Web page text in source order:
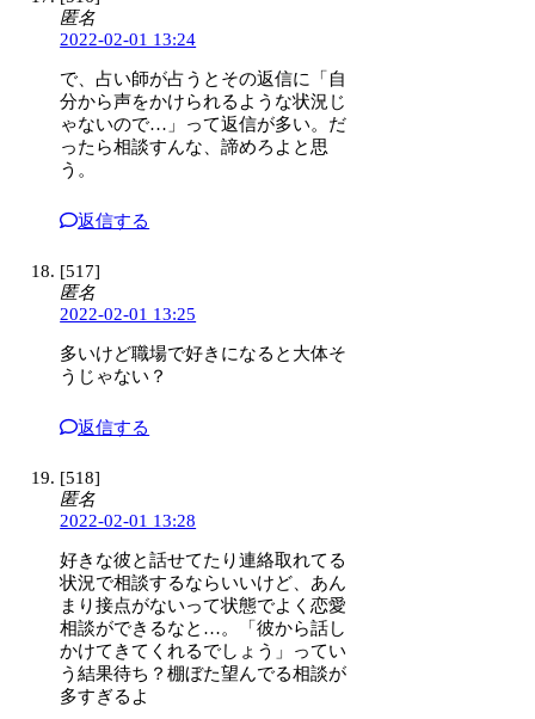
匿名
2022-02-01 13:24
で、占い師が占うとその返信に「自
分から声をかけられるような状況じ
ゃないので…」って返信が多い。だ
ったら相談すんな、諦めろよと思
う。
返信する
[517]
匿名
2022-02-01 13:25
多いけど職場で好きになると大体そ
うじゃない？
返信する
[518]
匿名
2022-02-01 13:28
好きな彼と話せてたり連絡取れてる
状況で相談するならいいけど、あん
まり接点がないって状態でよく恋愛
相談ができるなと…。「彼から話し
かけてきてくれるでしょう」ってい
う結果待ち？棚ぼた望んでる相談が
多すぎるよ